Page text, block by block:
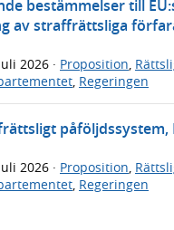
bestämmelser till
av straffrättsliga
2026 · Proposition,
, Regeringen
påföljdssystem,
2026 · Proposition
Regeringen